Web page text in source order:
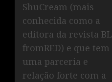
ShuCream (mais
conhecida como a
editora da revista BL
fromRED) e que tem
uma parceria e
relação forte com a